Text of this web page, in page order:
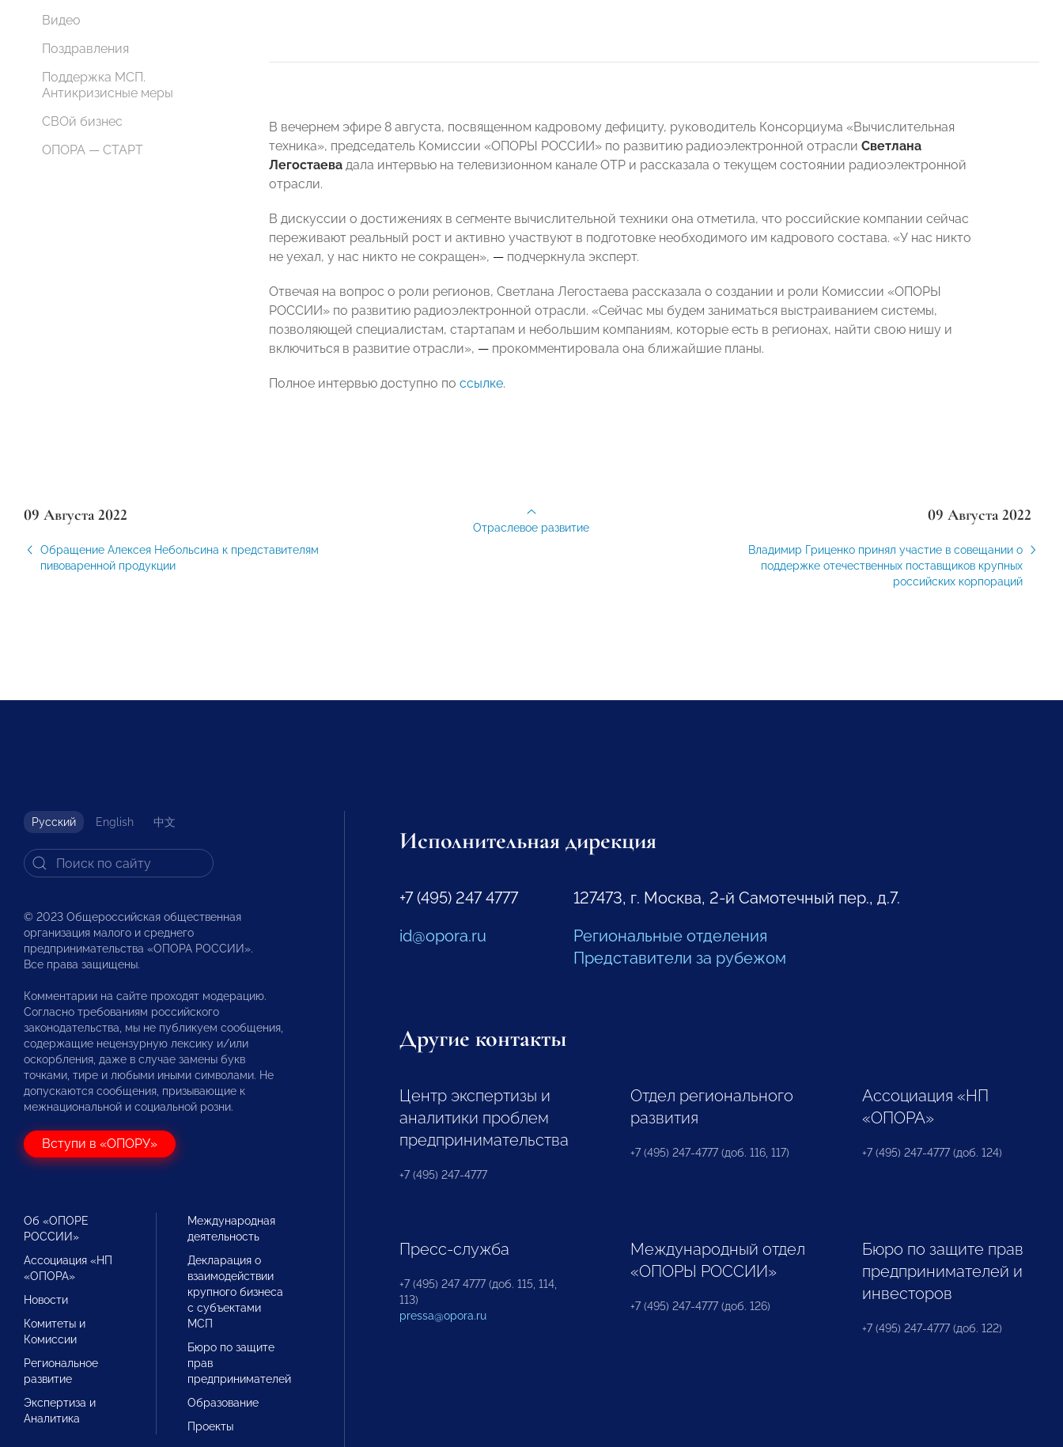
Видео
Поздравления
Поддержка МСП.
Антикризисные меры
СВОй бизнес
ОПОРА — СТАРТ
В вечернем эфире 8 августа, посвященном кадровому дефициту, руководитель Консорциума «Вычислительная
техника», председатель Комиссии «ОПОРЫ РОССИИ» по развитию радиоэлектронной отрасли Светлана
Легостаева дала интервью на телевизионном канале ОТР и рассказала о текущем состоянии радиоэлектронной
отрасли.
В дискуссии о достижениях в сегменте вычислительной техники она отметила, что российские компании сейчас
переживают реальный рост и активно участвуют в подготовке необходимого им кадрового состава. «У нас никто
не уехал, у нас никто не сокращен», — подчеркнула эксперт.
Отвечая на вопрос о роли регионов, Светлана Легостаева рассказала о создании и роли Комиссии «ОПОРЫ
РОССИИ» по развитию радиоэлектронной отрасли. «Сейчас мы будем заниматься выстраиванием системы,
позволяющей специалистам, стартапам и небольшим компаниям, которые есть в регионах, найти свою нишу и
включиться в развитие отрасли», — прокомментировала она ближайшие планы.
Полное интервью доступно по ссылке.
09 Августа 2022
Обращение Алексея Небольсина к представителям
пивоваренной продукции
09 Августа 2022
Владимир Гриценко принял участие в совещании о
поддержке отечественных поставщиков крупных
российских корпораций
Отраслевое развитие
Русский English 中文
© 2023 Общероссийская общественная
организация малого и среднего
предпринимательства «ОПОРА РОССИИ».
Все права защищены.
Комментарии на сайте проходят модерацию.
Согласно требованиям российского
законодательства, мы не публикуем сообщения,
содержащие нецензурную лексику и/или
оскорбления, даже в случае замены букв
точками, тире и любыми иными символами. Не
допускаются сообщения, призывающие к
межнациональной и социальной розни.
Вступи в «ОПОРУ»
Об «ОПОРЕ
РОССИИ»
Ассоциация «НП
«ОПОРА»
Новости
Комитеты и
Комиссии
Региональное
развитие
Экспертиза и
Аналитика
Международная
деятельность
Декларация о
взаимодействии
крупного бизнеса
с субъектами
МСП
Бюро по защите
прав
предпринимателей
Образование
Проекты
Исполнительная дирекция
+7 (495) 247 4777
id@opora.ru
127473, г. Москва, 2-й Самотечный пер., д.7.
Региональные отделения
Представители за рубежом
Другие контакты
Центр экспертизы и
аналитики проблем
предпринимательства
+7 (495) 247-4777
Отдел регионального
развития
+7 (495) 247-4777 (доб. 116, 117)
Ассоциация «НП
«ОПОРА»
+7 (495) 247-4777 (доб. 124)
Пресс-служба
+7 (495) 247 4777 (доб. 115, 114,
113)
pressa@opora.ru
Международный отдел
«ОПОРЫ РОССИИ»
+7 (495) 247-4777 (доб. 126)
Бюро по защите прав
предпринимателей и
инвесторов
+7 (495) 247-4777 (доб. 122)